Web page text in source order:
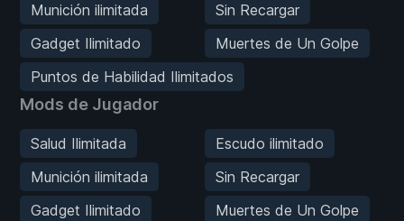
Munición ilimitada
Sin Recargar
Gadget Ilimitado
Muertes de Un Golpe
Puntos de Habilidad Ilimitados
Mods de Jugador
Salud Ilimitada
Escudo ilimitado
Munición ilimitada
Sin Recargar
Gadget Ilimitado
Muertes de Un Golpe